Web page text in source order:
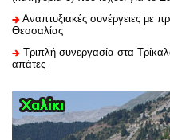
Αναπτυξιακές συνέργειες με
Θεσσαλίας
Τριπλή συνεργασία στα
απάτες